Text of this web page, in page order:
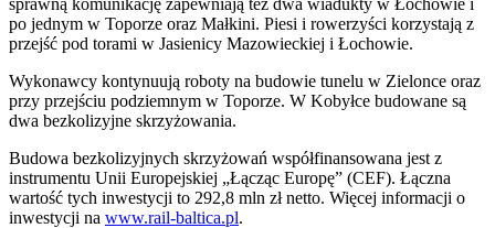
po jednym w Toporze oraz Małkini. Piesi i rowerzyści korzystają z
przejść pod torami w Jasienicy Mazowieckiej i Łochowie.
Wykonawcy kontynuują roboty na budowie tunelu w Zielonce oraz
przy przejściu podziemnym w Toporze. W Kobyłce budowane są
dwa bezkolizyjne skrzyżowania.
Budowa bezkolizyjnych skrzyżowań współfinansowana jest z
instrumentu Unii Europejskiej „Łącząc Europę” (CEF). Łączna
wartość tych inwestycji to 292,8 mln zł netto. Więcej informacji o
inwestycji na www.rail-baltica.pl.